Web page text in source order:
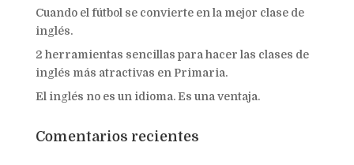
Cuando el fútbol se convierte en la mejor clase de
inglés.
2 herramientas sencillas para hacer las clases de
inglés más atractivas en Primaria.
El inglés no es un idioma. Es una ventaja.
Comentarios recientes